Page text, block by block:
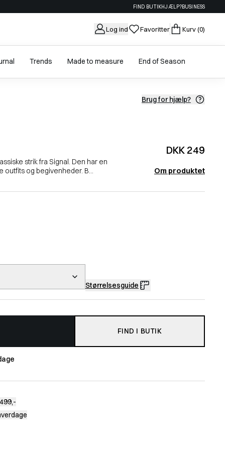
FIND BUTIKHJÆLP?BUSINESS
Log ind Favoritter Kurv(0)
Trends Made to measure End of Season
Brug for hjælp?
DKK 249
strik fra Signal. Den har en
outfits og begivenheder. B...
Om produktet
Størrelsesguide
FIND I BUTIK